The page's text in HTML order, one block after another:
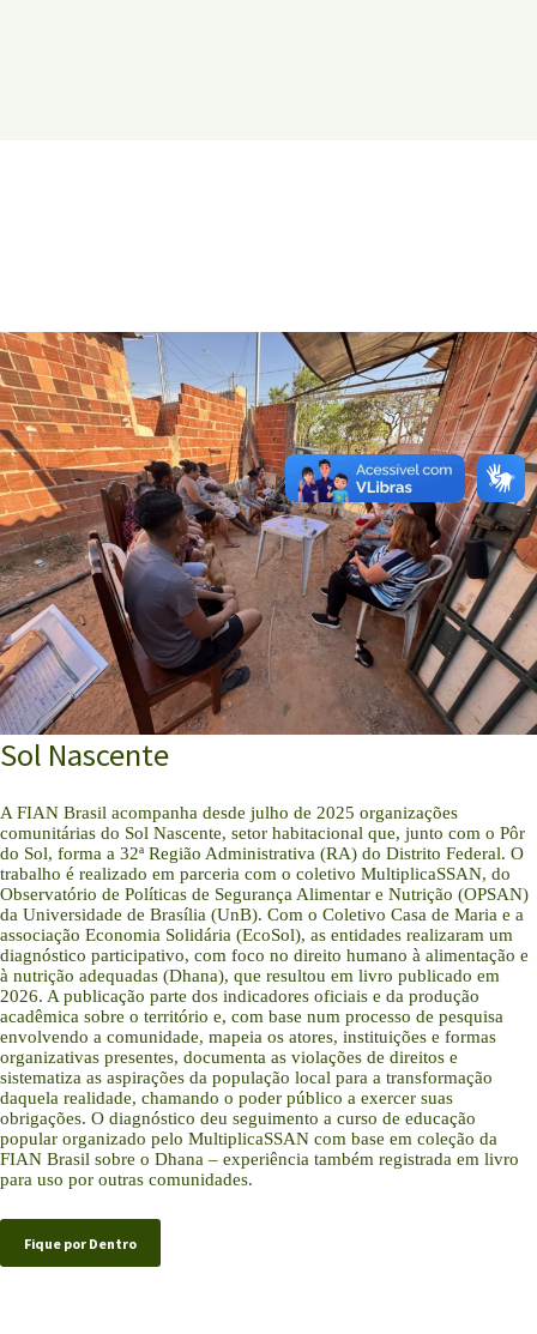
Sol Nascente
A FIAN Brasil acompanha desde julho de 2025 organizações
comunitárias do Sol Nascente, setor habitacional que, junto com o Pôr
do Sol, forma a 32ª Região Administrativa (RA) do Distrito Federal. O
trabalho é realizado em parceria com o coletivo MultiplicaSSAN, do
Observatório de Políticas de Segurança Alimentar e Nutrição (OPSAN)
da Universidade de Brasília (UnB). Com o Coletivo Casa de Maria e a
associação Economia Solidária (EcoSol), as entidades realizaram um
diagnóstico participativo, com foco no direito humano à alimentação e
à nutrição adequadas (Dhana), que resultou em livro publicado em
2026. A publicação parte dos indicadores oficiais e da produção
acadêmica sobre o território e, com base num processo de pesquisa
envolvendo a comunidade, mapeia os atores, instituições e formas
organizativas presentes, documenta as violações de direitos e
sistematiza as aspirações da população local para a transformação
daquela realidade, chamando o poder público a exercer suas
obrigações. O diagnóstico deu seguimento a curso de educação
popular organizado pelo MultiplicaSSAN com base em coleção da
FIAN Brasil sobre o Dhana – experiência também registrada em livro
para uso por outras comunidades.
Fique por Dentro